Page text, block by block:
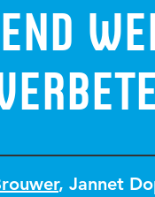
, Jannet